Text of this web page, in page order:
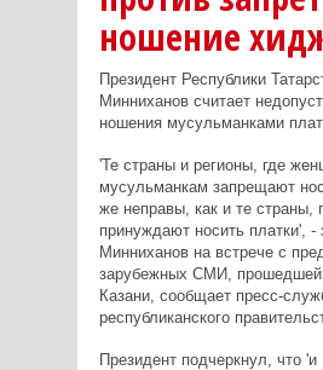
ношение
Президент Республики
Минниханов считает
ношения мусульманками
'Те страны и регионы, где
мусульманкам запрещают
же неправы, как и те страны,
принуждают носить платки', -
Минниханов на встрече с
зарубежных СМИ, прошедшей
Казани, сообщает пресс-
республиканского
Президент подчеркнул, что